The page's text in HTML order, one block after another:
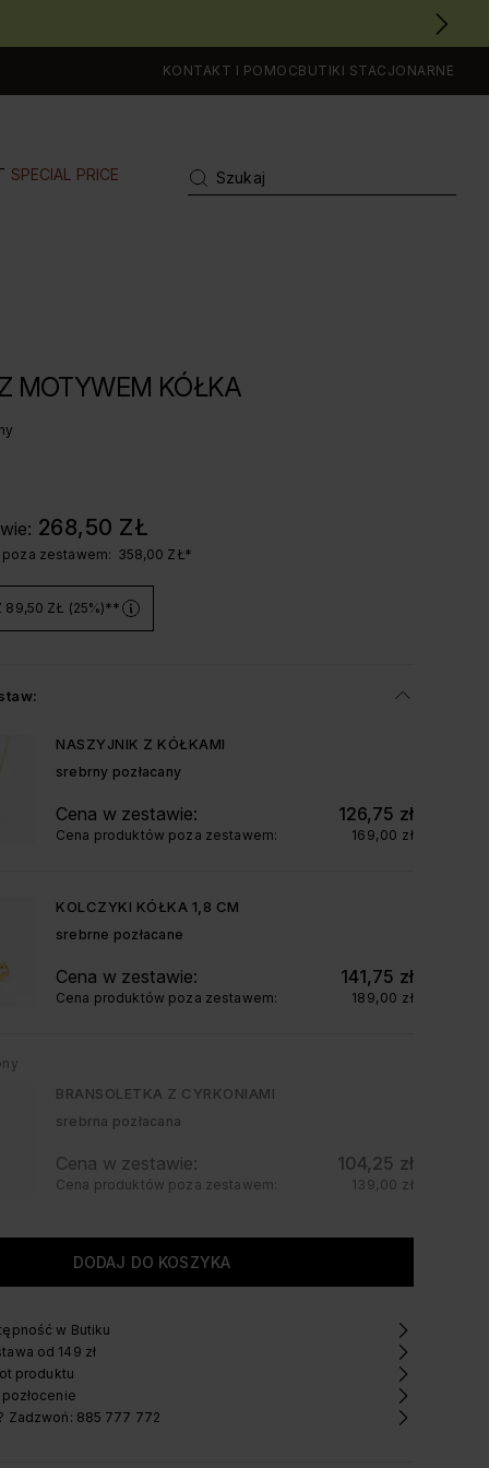
KONTAKT I POMOCBUTIKI STACJONARNE
SPECIAL PRICE
MOTYWEM KÓŁKA
OCENA: 5 Z 5, LICZBA OPINII: 540
268,50 ZŁ
zestawem: 358,00 ZŁ*
89,50 ZŁ (25%)**
NASZYJNIK Z KÓŁKAMI
srebrny pozłacany
Cena w zestawie: 126,75 zł
Cena produktów poza zestawem: 169,00 zł
KOLCZYKI KÓŁKA 1,8 CM
srebrne pozłacane
Cena w zestawie: 141,75 zł
Cena produktów poza zestawem: 189,00 zł
BRANSOLETKA Z CYRKONIAMI
srebrna pozłacana
Cena w zestawie: 104,25 zł
Cena produktów poza zestawem: 139,00 zł
w Butiku
od 149 zł
produktu
Zadzwoń: 885 777 772